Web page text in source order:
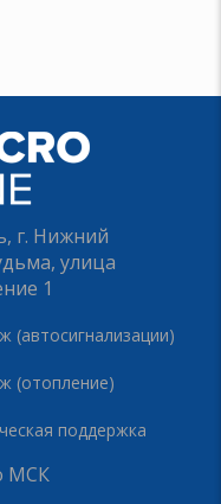
г. Нижний
улица
1
(автосигнализации)
(отопление)
поддержка
МСК